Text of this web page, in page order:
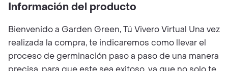
Información del producto
Bienvenido a Garden Green, Tú Vivero Virtual Una vez
realizada la compra, te indicaremos como llevar el
proceso de germinación paso a paso de una manera